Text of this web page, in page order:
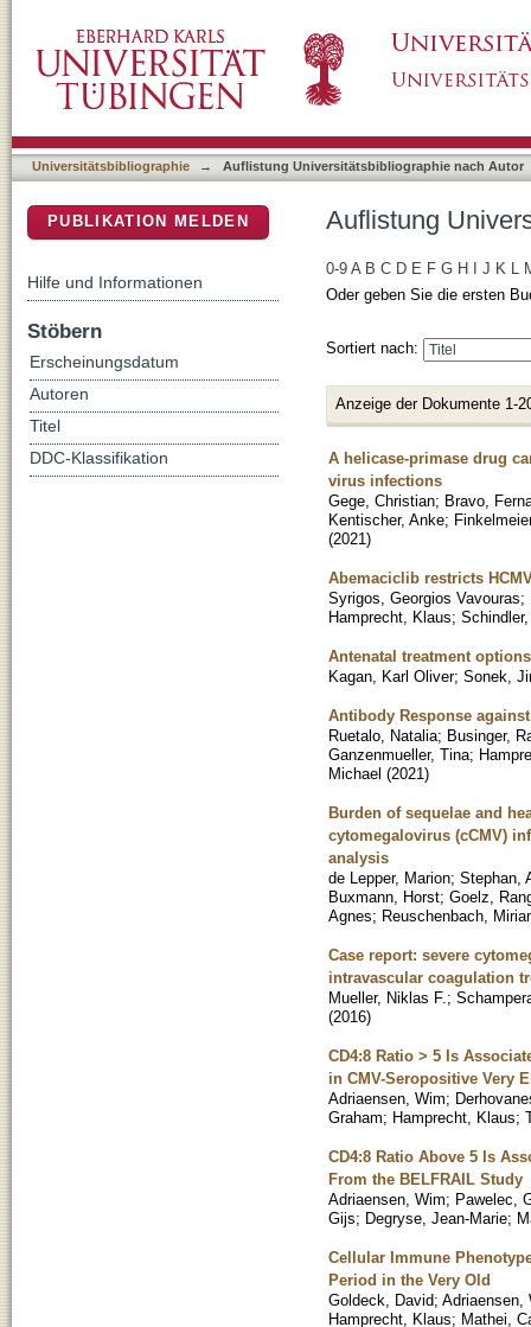
Universitätsbibliographie → Auflistung Universitätsbibliographie nach Autor
Auflistung
0-9 A B C D E F G H J K L
Oder geben Sie die ersten
Sortiert nach:
Anzeige der Dokumente 1-
A helicase-primase drug
virus infections
Gege, Christian; Bravo,
Kentischer, Anke;
(2021)
Abemaciclib restricts
Syrigos, Georgios Vavouras;
Hamprecht, Klaus;
Antenatal treatment
Kagan, Karl Oliver; Sonek,
Antibody Response
Ruetalo, Natalia; Businger,
Ganzenmueller, Tina;
Michael (2021)
Burden of sequelae and
cytomegalovirus (cCMV)
analysis
de Lepper, Marion; Stephan,
Buxmann, Horst; Goelz,
Agnes; Reuschenbach,
Case report: severe
intravascular coagulation
Mueller, Niklas F. ;
(2016)
CD4:8 Ratio > 5 Is
in CMV-Seropositive Very
Adriaensen, Wim;
Graham; Hamprecht, Klaus;
CD4:8 Ratio Above 5 Is
From the BELFRAIL Study
Adriaensen, Wim; Pawelec,
Gijs; Degryse, Jean-Marie;
Cellular Immune
Period in the Very Old
Goldeck, David; Adriaensen,
Hamprecht, Klaus; Mathei,
PUBLIKATION MELDEN
Hilfe und Informationen
Stöbern
Erscheinungsdatum
Autoren
Titel
DDC-Klassifikation